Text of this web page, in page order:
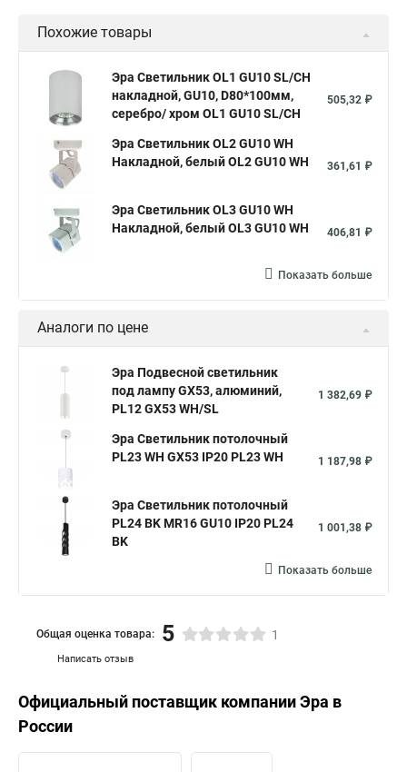
Похожие товары
Эра Светильник OL1 GU10 SL/CH
накладной, GU10, D80*100мм,
серебро/ хром OL1 GU10 SL/CH
505,32 ₽
Эра Светильник OL2 GU10 WH
Накладной, белый OL2 GU10 WH
361,61 ₽
Эра Светильник OL3 GU10 WH
Накладной, белый OL3 GU10 WH
406,81 ₽
Показать больше
Аналоги по цене
Эра Подвесной светильник
под лампу GX53, алюминий,
PL12 GX53 WH/SL
1 382,69 ₽
Эра Cветильник потолочный
PL23 WH GX53 IP20 PL23 WH
1 187,98 ₽
Эра Cветильник потолочный
PL24 BK MR16 GU10 IP20 PL24
BK
1 001,38 ₽
Показать больше
Написать отзыв
Общая оценка товара: 5 1
Официальный поставщик компанииЭра в
России